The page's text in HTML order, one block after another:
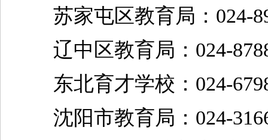
苏家屯区教育局：024-
辽中区教育局：024-
东北育才学校：024-
沈阳市教育局：024-